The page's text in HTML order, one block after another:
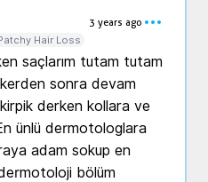
3 years ago
Hair Loss
saçlarım tutam tutam
sonra devam
derken kollara ve
ünlü dermotologlara
adam sokup en
bölüm